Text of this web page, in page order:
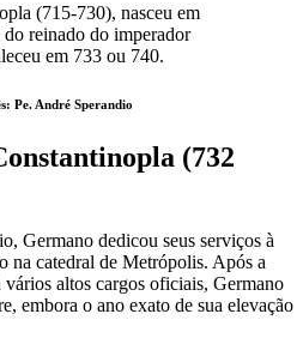
(715-730), nasceu em
reinado do imperador
em 733 ou 740.
Pe. André Sperandio
(732
Germano dedicou seus serviços à
na catedral de Metrópolis. Após a
altos cargos oficiais, Germano
embora o ano exato de sua elevação